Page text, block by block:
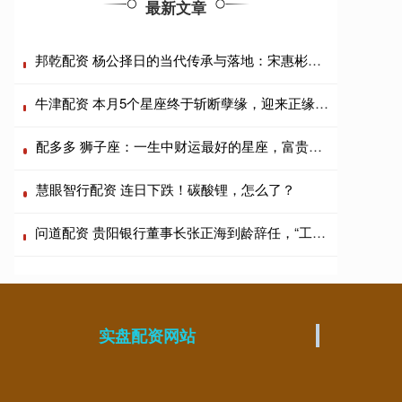
最新文章
邦乾配资 杨公择日的当代传承与落地：宋惠彬课程体系适配上海商业场景
牛津配资 本月5个星座终于斩断孽缘，迎来正缘甜宠的样子太甜了！
配多多 狮子座：一生中财运最好的星座，富贵逼人！
慧眼智行配资 连日下跌！碳酸锂，怎么了？
问道配资 贵阳银行董事长张正海到龄辞任，“工行系”行长盛军代为履职
实盘配资网站